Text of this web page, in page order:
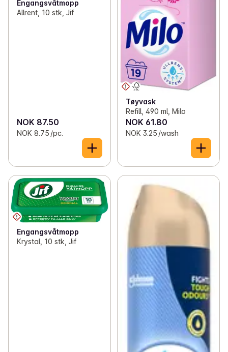
Engangsvåtmopp
Allrent, 10 stk, Jif
NOK 87.50
NOK 8.75 /pc.
Tøyvask
Refill, 490 ml, Milo
NOK 61.80
NOK 3.25 /wash
Engangsvåtmopp
Krystal, 10 stk, Jif